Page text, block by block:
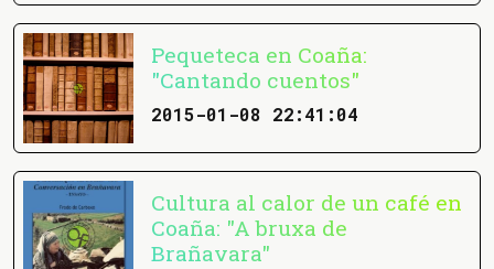
Pequeteca en Coaña:
"Cantando cuentos"
2015-01-08 22:41:04
Cultura al calor de un café en
Coaña: "A bruxa de
Brañavara"